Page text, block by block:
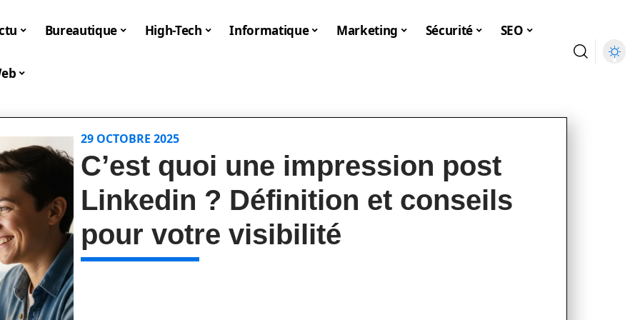
Bureautique High-Tech Informatique Marketing Sécurité SEO
29 OCTOBRE 2025
C’est quoi une impression post
Linkedin ? Définition et conseils
pour votre visibilité